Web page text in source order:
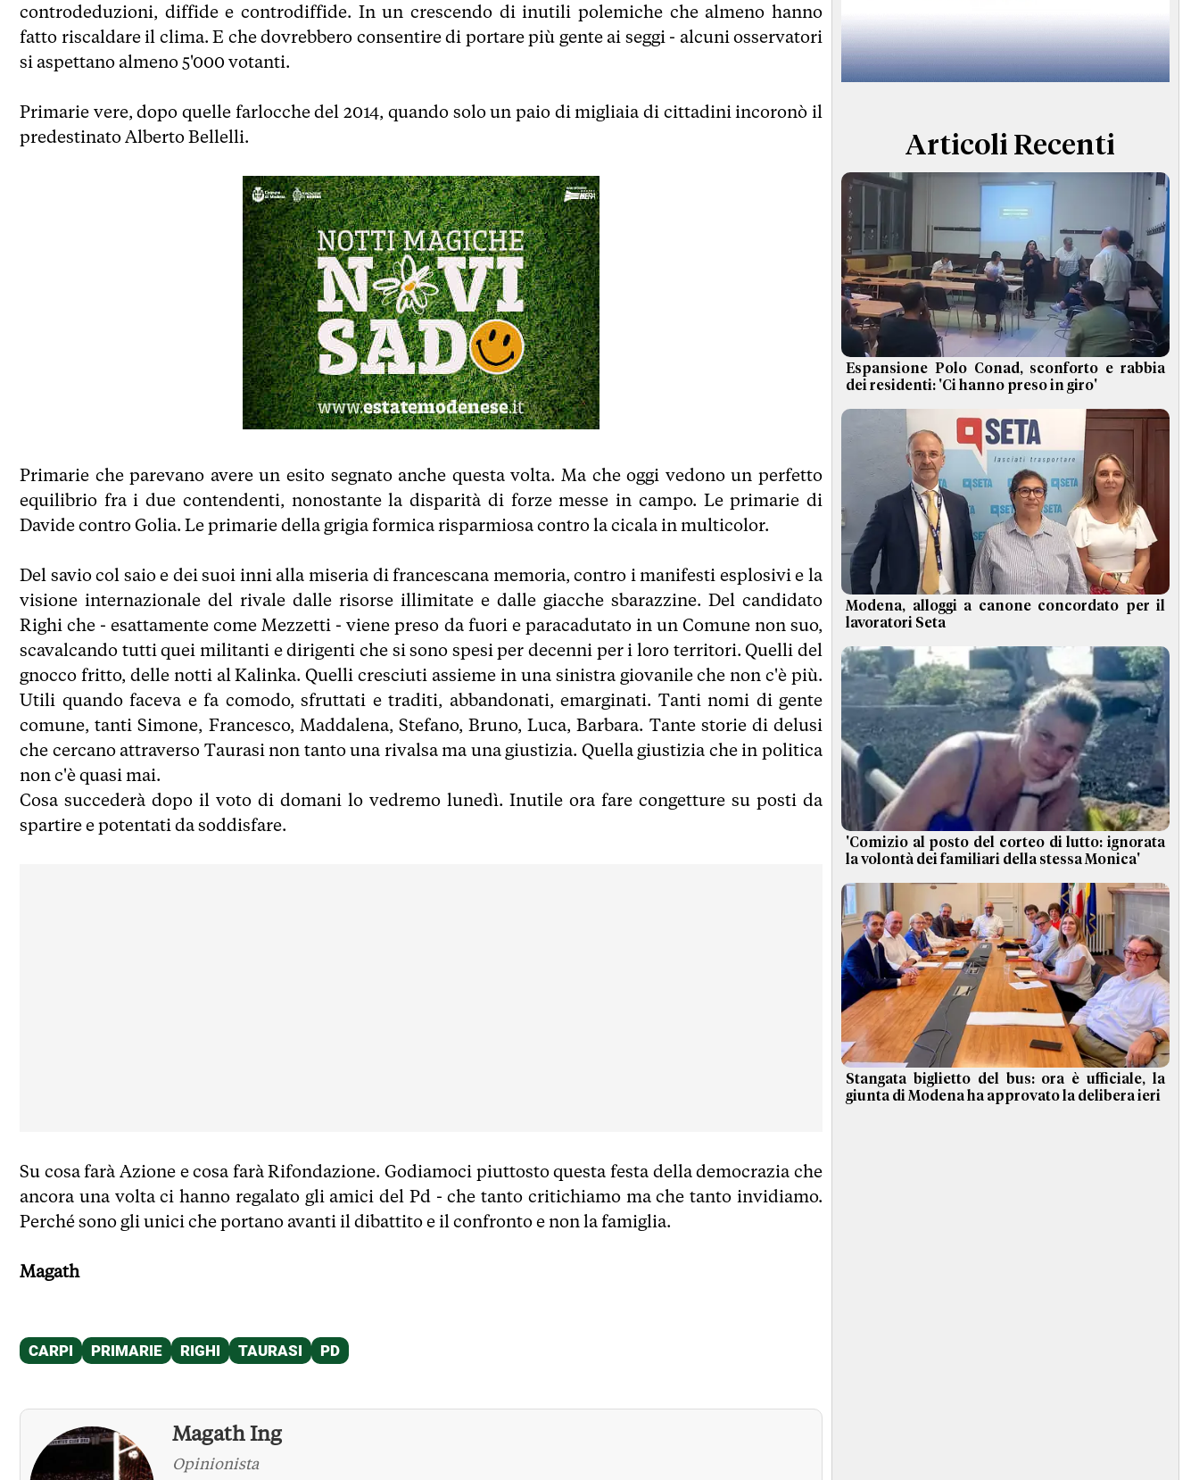
controdeduzioni, diffide e controdiffide. In un crescendo di inutili polemiche che almeno hanno
fatto riscaldare il clima. E che dovrebbero consentire di portare più gente ai seggi - alcuni osservatori
si aspettano almeno 5'000 votanti.
Primarie vere, dopo quelle farlocche del 2014, quando solo un paio di migliaia di cittadini incoronò il
predestinato Alberto Bellelli.
Primarie che parevano avere un esito segnato anche questa volta. Ma che oggi vedono un perfetto
equilibrio fra i due contendenti, nonostante la disparità di forze messe in campo. Le primarie di
Davide contro Golia. Le primarie della grigia formica risparmiosa contro la cicala in multicolor.
Del savio col saio e dei suoi inni alla miseria di francescana memoria, contro i manifesti esplosivi e la
visione internazionale del rivale dalle risorse illimitate e dalle giacche sbarazzine. Del candidato
Righi che - esattamente come Mezzetti - viene preso da fuori e paracadutato in un Comune non suo,
scavalcando tutti quei militanti e dirigenti che si sono spesi per decenni per i loro territori. Quelli del
gnocco fritto, delle notti al Kalinka. Quelli cresciuti assieme in una sinistra giovanile che non c'è più.
Utili quando faceva e fa comodo, sfruttati e traditi, abbandonati, emarginati. Tanti nomi di gente
comune, tanti Simone, Francesco, Maddalena, Stefano, Bruno, Luca, Barbara. Tante storie di delusi
che cercano attraverso Taurasi non tanto una rivalsa ma una giustizia. Quella giustizia che in politica
non c'è quasi mai.
Cosa succederà dopo il voto di domani lo vedremo lunedì. Inutile ora fare congetture su posti da
spartire e potentati da soddisfare.
Su cosa farà Azione e cosa farà Rifondazione. Godiamoci piuttosto questa festa della democrazia che
ancora una volta ci hanno regalato gli amici del Pd - che tanto critichiamo ma che tanto invidiamo.
Perché sono gli unici che portano avanti il dibattito e il confronto e non la famiglia.
Magath
Magath Ing
Opinionista
Articoli Recenti
Espansione Polo Conad, sconforto e rabbia
dei residenti: 'Ci hanno preso in giro'
Modena, alloggi a canone concordato per il
lavoratori Seta
'Comizio al posto del corteo di lutto: ignorata
la volontà dei familiari della stessa Monica'
Stangata biglietto del bus: ora è ufficiale, la
giunta di Modena ha approvato la delibera ieri